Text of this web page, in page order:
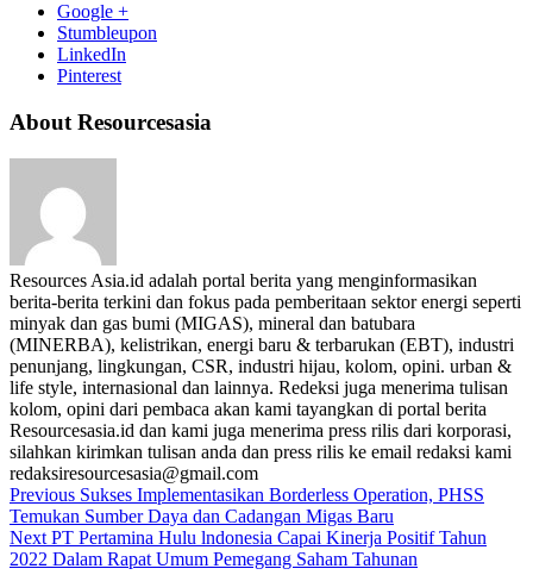
Google +
Stumbleupon
LinkedIn
Pinterest
About Resourcesasia
Resources Asia.id adalah portal berita yang menginformasikan
berita-berita terkini dan fokus pada pemberitaan sektor energi seperti
minyak dan gas bumi (MIGAS), mineral dan batubara
(MINERBA), kelistrikan, energi baru & terbarukan (EBT), industri
penunjang, lingkungan, CSR, industri hijau, kolom, opini. urban &
life style, internasional dan lainnya. Redeksi juga menerima tulisan
kolom, opini dari pembaca akan kami tayangkan di portal berita
Resourcesasia.id dan kami juga menerima press rilis dari korporasi,
silahkan kirimkan tulisan anda dan press rilis ke email redaksi kami
redaksiresourcesasia@gmail.com
Previous Sukses Implementasikan Borderless Operation, PHSS
Temukan Sumber Daya dan Cadangan Migas Baru
Next PT Pertamina Hulu lndonesia Capai Kinerja Positif Tahun
2022 Dalam Rapat Umum Pemegang Saham Tahunan